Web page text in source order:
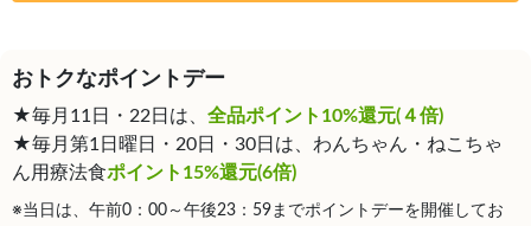
おトクなポイントデー
★毎月11日・22日は、 全品ポイント10%還元(４倍)
★毎月第1日曜日・20日・30日は、わんちゃん・ねこちゃ
ん用療法食ポイント15%還元(6倍)
※当日は、午前0：00～午後23：59までポイントデーを開催してお